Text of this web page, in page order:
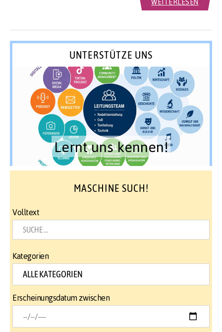
UNTERSTÜTZE UNS
Lernt uns kennen!
MASCHINE SUCH!
Volltext
Kategorien
Erscheinungsdatum zwischen